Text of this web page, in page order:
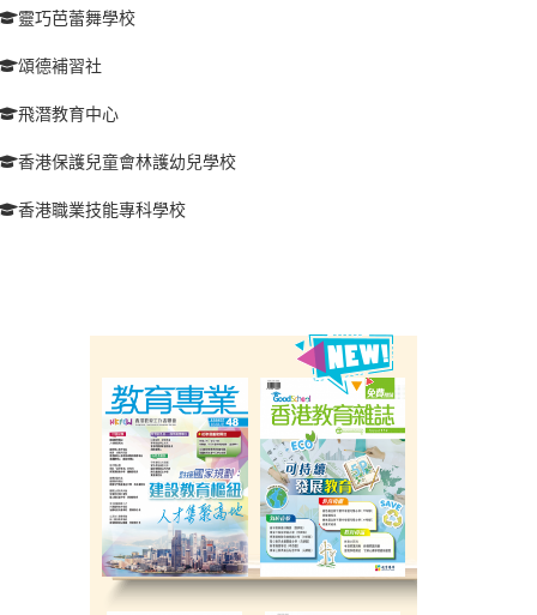
靈巧芭蕾舞學校
頌德補習社
飛潛教育中心
香港保護兒童會林護幼兒學校
香港職業技能專科學校